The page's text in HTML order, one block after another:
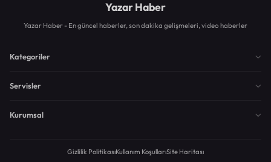
Yazar Haber
Yazar Haber - En güncel haberler, son dakika gelişmeleri, video haberler
Kategoriler
Servisler
Kurumsal
Gizlilik PolitikasıKullanım KoşullarıSite Haritası